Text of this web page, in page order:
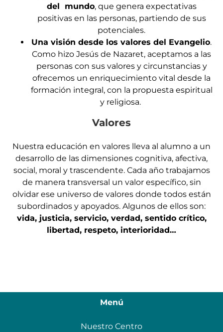
del mundo, que genera expectativas
positivas en las personas, partiendo de sus
potenciales.
Una visión desde los valores del Evangelio.
Como hizo Jesús de Nazaret, aceptamos a las
personas con sus valores y circunstancias y
ofrecemos un enriquecimiento vital desde la
formación integral, con la propuesta espiritual
y religiosa.
Valores
Nuestra educación en valores lleva al alumno a un
desarrollo de las dimensiones cognitiva, afectiva,
social, moral y trascendente. Cada año trabajamos
de manera transversal un valor específico, sin
olvidar ese universo de valores donde todos están
subordinados y apoyados. Algunos de ellos son:
vida, justicia, servicio, verdad, sentido crítico,
libertad, respeto, interioridad…
Menú
Nuestro Centro